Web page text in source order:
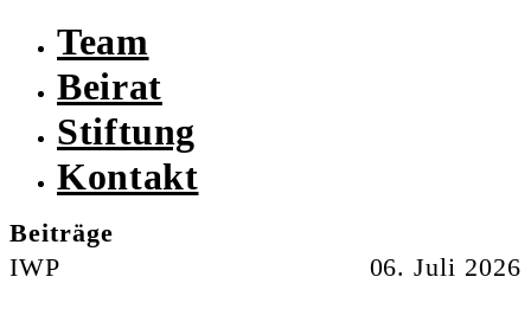
Team
Beirat
Stiftung
Kontakt
Beiträge
IWP
06. Juli 2026